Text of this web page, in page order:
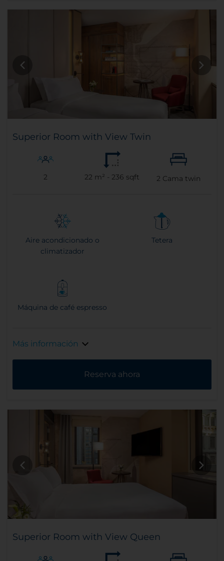
Superior Room with View Twin
2 22 m² - 236 sqft 2 Cama twin
Aire acondicionado o
climatizador
Tetera
Máquina de café espresso
Más información
Reserva ahora
Superior Room with View Queen